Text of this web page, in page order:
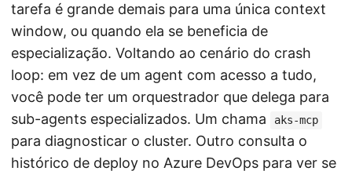
tarefa é grande demais para uma única context
window, ou quando ela se beneficia de
especialização. Voltando ao cenário do crash
loop: em vez de um agent com acesso a tudo,
você pode ter um orquestrador que delega para
sub-agents especializados. Um chama
aks-mcp
para diagnosticar o cluster. Outro consulta o
histórico de deploy no Azure DevOps para ver se